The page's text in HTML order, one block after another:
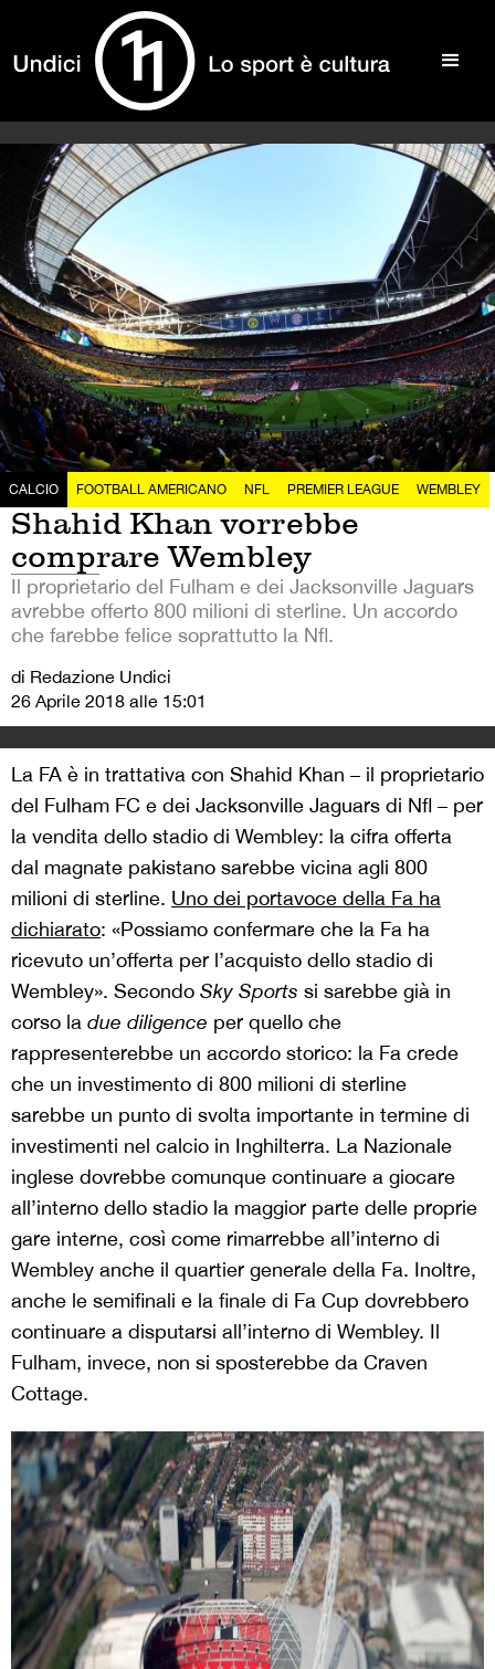
CALCIO FOOTBALL AMERICANO NFL PREMIER LEAGUE WEMBLEY
Shahid Khan vorrebbe
comprare Wembley
Il proprietario del Fulham e dei Jacksonville Jaguars
avrebbe offerto 800 milioni di sterline. Un accordo
che farebbe felice soprattutto la Nfl.
di Redazione Undici
26 Aprile 2018 alle 15:01
La FA è in trattativa con Shahid Khan – il proprietario
del Fulham FC e dei Jacksonville Jaguars di Nfl – per
la vendita dello stadio di Wembley: la cifra offerta
dal magnate pakistano sarebbe vicina agli 800
milioni di sterline. Uno dei portavoce della Fa ha
dichiarato: «Possiamo confermare che la Fa ha
ricevuto un’offerta per l’acquisto dello stadio di
Wembley». Secondo Sky Sports si sarebbe già in
corso la due diligence per quello che
rappresenterebbe un accordo storico: la Fa crede
che un investimento di 800 milioni di sterline
sarebbe un punto di svolta importante in termine di
investimenti nel calcio in Inghilterra. La Nazionale
inglese dovrebbe comunque continuare a giocare
all’interno dello stadio la maggior parte delle proprie
gare interne, così come rimarrebbe all’interno di
Wembley anche il quartier generale della Fa. Inoltre,
anche le semifinali e la finale di Fa Cup dovrebbero
continuare a disputarsi all’interno di Wembley. Il
Fulham, invece, non si sposterebbe da Craven
Cottage.